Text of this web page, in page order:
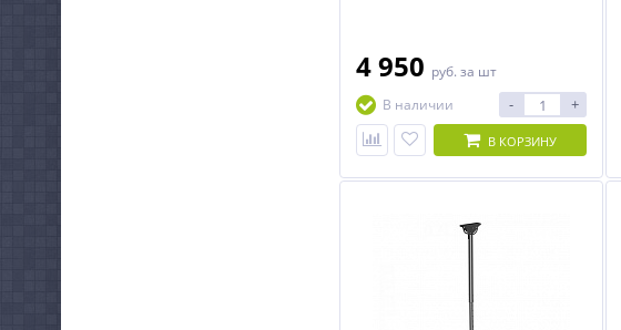
4 950 руб. за шт
В наличии
- +
В КОРЗИНУ